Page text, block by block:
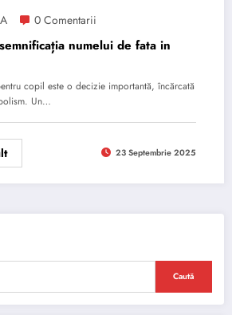
0 Comentarii
numelui de fata in
copil este o decizie importantă, încărcată
Un…
23 Septembrie 2025
Caută